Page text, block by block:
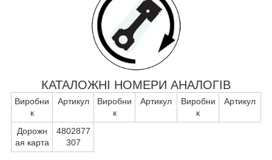
КАТАЛОЖНІ НОМЕРИ АНАЛОГІВ
Виробни
к
Артикул
Виробни
к
Артикул
Виробни
к
Артикул
Дорожн
ая карта
4802877
307